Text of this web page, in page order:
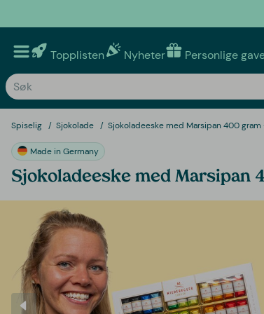
Topplisten Nyheter Personlige
Spiselig Sjokolade Sjokoladeeske med Marsipan 400
Made in Germany
Sjokoladeeske med Marsipan